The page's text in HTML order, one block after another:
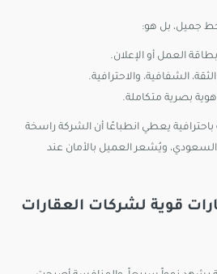
جميل، بل هو:
العمل أو الإعلان.
الشفافية، والاحترافية.
بصرية متكاملة.
باحترافية يعطي انطباعًا أن الشركة راسخة
ويُشعر العميل بالأمان عند
قوية لشركات العقارات